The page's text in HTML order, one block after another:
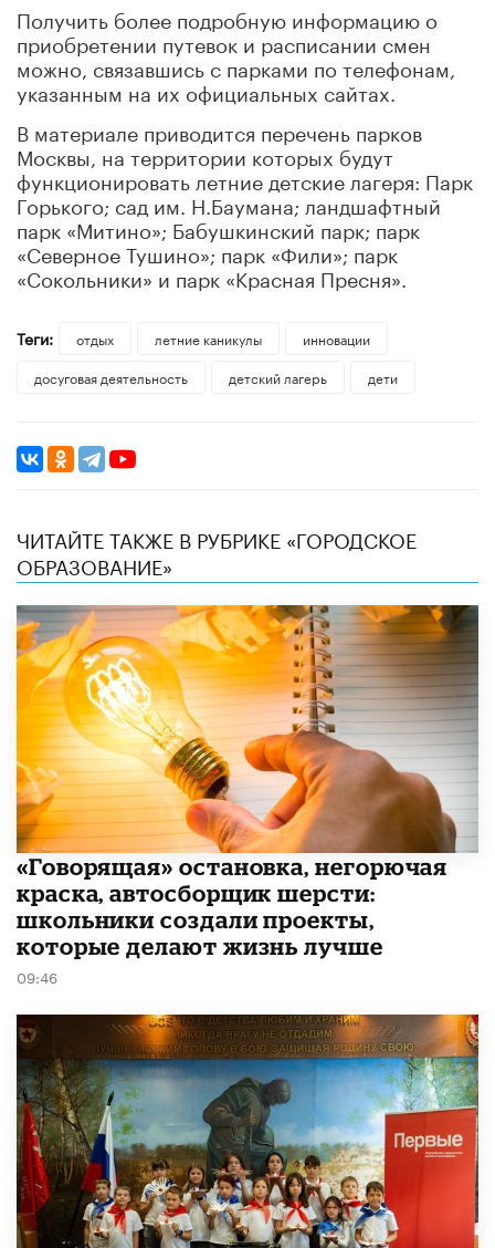
Получить более подробную информацию о
приобретении путевок и расписании смен
можно, связавшись с парками по телефонам,
указанным на их официальных сайтах.
В материале приводится перечень парков
Москвы, на территории которых будут
функционировать летние детские лагеря: Парк
Горького; cад им. Н.Баумана; ландшафтный
парк «Митино»; Бабушкинский парк; парк
«Северное Тушино»; парк «Фили»; парк
«Сокольники» и парк «Красная Пресня».
Теги: отдых летние каникулы
инновации
досуговая деятельность
детский лагерь дети
ЧИТАЙТЕ ТАКЖЕ В РУБРИКЕ «ГОРОДСКОЕ
ОБРАЗОВАНИЕ»
​«Говорящая» остановка, негорючая
краска, автосборщик шерсти:
школьники создали проекты,
которые делают жизнь лучше
09:46